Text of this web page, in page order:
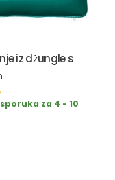
iz džungle s
za 4 - 10